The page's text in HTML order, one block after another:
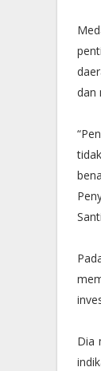
dan
Dia